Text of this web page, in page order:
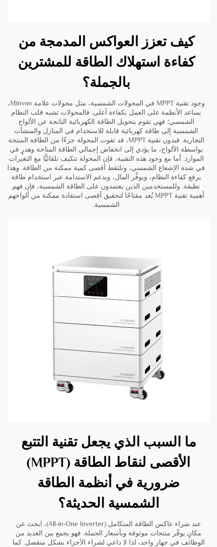
كيف تعزز العواكس المدمجة من
كفاءة استهلاك الطاقة للمشترين
بالجملة؟
وجود تقنية MPPT في المحولات الشمسية، مثل محولات علامة Minvon،
يساعد الأنظمة على العمل بكفاءة أعلى. فالمحولات تشبه قلب النظام
الشمسي؛ فهي تقوم بتحويل الطاقة الكهربائية الناتجة عن الألواح
الشمسية إلى طاقة كهربائية قابلة للاستخدام في المنازل والمنشآت
التجارية. فبدون تقنية MPPT، قد تفوت المحولة جزءًا من الطاقة المنتجة
بواسطة الألواح، ما يؤدي إلى انخفاض إجمالي الطاقة المتاحة وهدرٍ في
الموارد. أما مع وجود هذه التقنية، فإن المحولة تتكيف تلقائيًّا مع التغيرات
في شدة الإشعاع الشمسي، وتلتقط أقصى كمية ممكنة من الطاقة. وهذا
يرفع كفاءة النظام، ويوفِّر المال، ويدعم الاستدامة عبر استخدام طاقة
نظيفة. وللمستخدمين الذين يعتمدون على الطاقة الشمسية، فإن فهم
أهمية تقنية MPPT يُعد مفتاحًا لتحقيق أقصى استفادة ممكنة من ألواحهم
الشمسية.
ما السبب الذي يجعل تقنية التتبع
الأقصى لنقاط الطاقة (MPPT)
ضرورية في أنظمة الطاقة
الشمسية الحديثة؟
عند شراء عاكس الطاقة المتكامل (All-in-One Inverter)، ابحث عن
مكانٍ يوفّر منتجات موثوقة وبأسعار الجملة. فهو يجمع بين العديد من
الوظائف في جهاز واحد، لذا لا داعي لشراء الأجزاء بشكل منفصل. كما